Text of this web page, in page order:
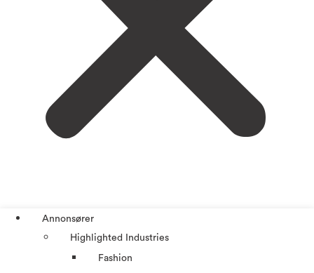
Annonsører
Highlighted Industries
Fashion